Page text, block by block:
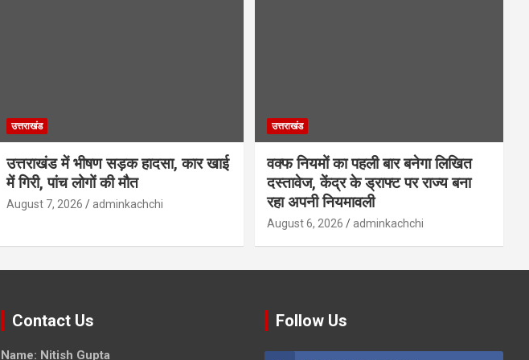
उत्तराखंड
उत्तराखंड में भीषण सड़क हादसा, कार खाई
में गिरी, पांच लोगों की मौत
August 7, 2026 adminkachchi
उत्तराखंड
वक्फ नियमों का पहली बार बनेगा लिखित
दस्तावेज, केंद्र के ड्राफ्ट पर राज्य बना
रहा अपनी नियमावली
August 6, 2026 adminkachchi
Contact Us
Name: Nitish Gupta
Follow Us